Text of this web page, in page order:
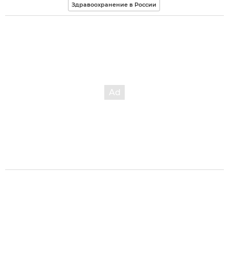
Здравоохранение в России